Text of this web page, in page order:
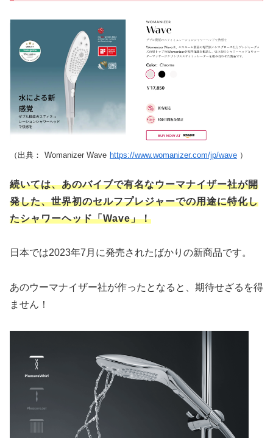
（出典： Womanizer Wave https://www.womanizer.com/jp/wave ）
続いては、あのバイブで有名なウーマナイザー社が開
発した、世界初のセルフプレジャーでの用途に特化し
たシャワーヘッド「Wave」！
日本では2023年7月に発売されたばかりの新商品です。
あのウーマナイザー社が作ったとなると、期待せざるを得
ません！